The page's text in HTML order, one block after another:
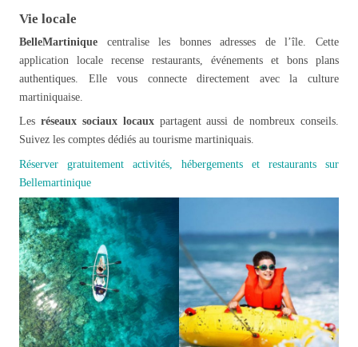
Vie locale
BelleMartinique centralise les bonnes adresses de l’île. Cette
application locale recense restaurants, événements et bons plans
authentiques. Elle vous connecte directement avec la culture
martiniquaise.
Les réseaux sociaux locauxpartagent aussi de nombreux conseils.
Suivez les comptes dédiés au tourisme martiniquais.
Réserver gratuitement activités, hébergements et restaurants sur
Bellemartinique